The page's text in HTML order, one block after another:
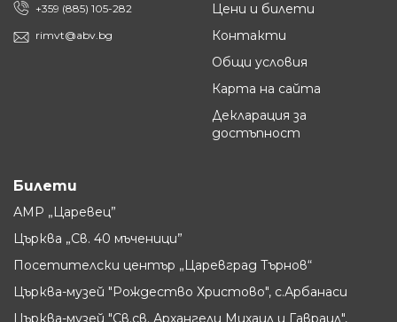
+359 (885) 105-282
rimvt@abv.bg
Цени и билети
Контакти
Общи условия
Карта на сайта
Декларация за
достъпност
Билети
АМР „Царевец”
Църква „Св. 40 мъченици”
Посетителски център „Царевград Търнов“
Църква-музей "Рождество Христово", с.Арбанаси
Църква-музей "Св.св. Архангели Михаил и Гавраил",